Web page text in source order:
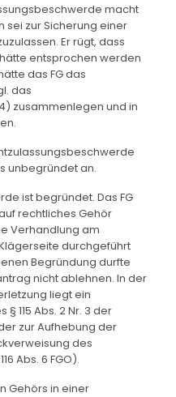
macht
sei zur Sicherung einer
Er rügt, dass
entsprochen werden
das FG das
das
zusammenlegen und in
unbegründet an.
ist begründet. Das FG
rechtliches Gehör
Verhandlung am
durchgeführt
Begründung durfte
nicht ablehnen. In der
liegt ein
115 Abs. 2 Nr. 3 der
zur Aufhebung der
des
Abs. 6 FGO).
Gehörs in einer